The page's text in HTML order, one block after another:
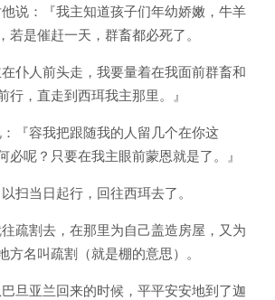
说：『我主知道孩子们年幼娇嫩，牛羊
若是催赶一天，群畜都必死了。
仆人前头走，我要量着在我面前群畜和
行，直走到西珥我主那里。』
『容我把跟随我的人留几个在你这
必呢？只要在我主眼前蒙恩就是了。』
扫当日起行，回往西珥去了。
疏割去，在那里为自己盖造房屋，又为
方名叫疏割（就是棚的意思）。
旦亚兰回来的时候，平平安安地到了迦